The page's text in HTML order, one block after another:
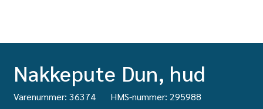
Nakkepute Dun, hud
Varenummer: 36374 HMS-nummer: 295988